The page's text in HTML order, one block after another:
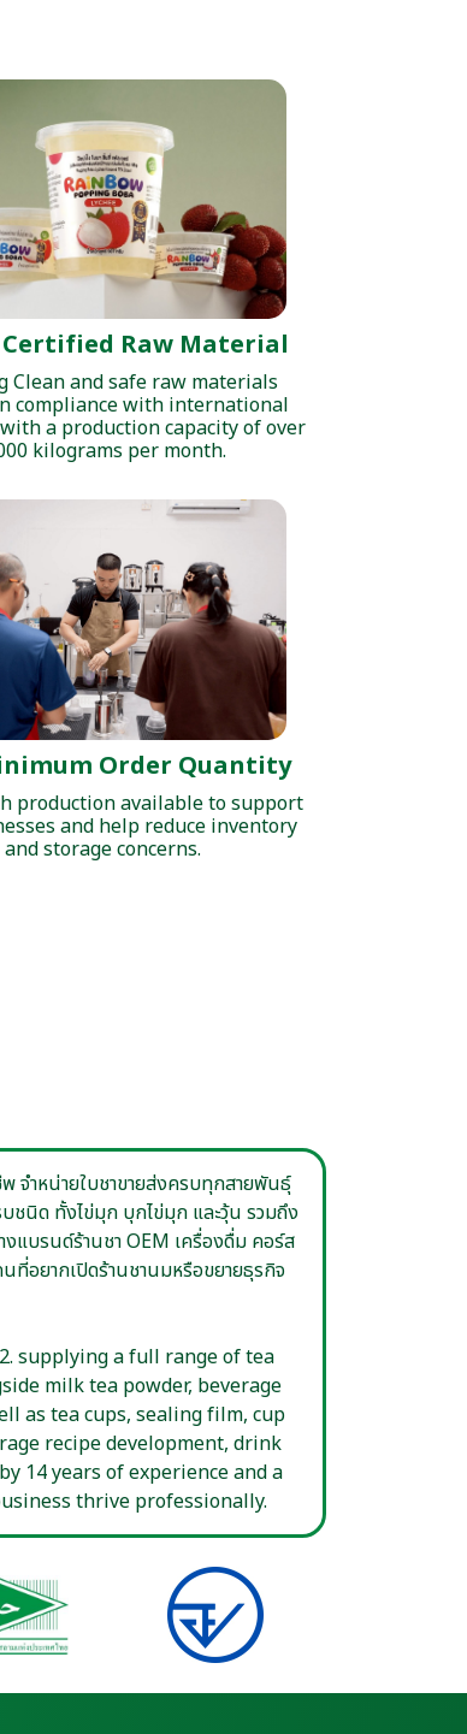
Certified Raw Material
Clean and safe raw materials
compliance with international
a production capacity of over
kilograms per month.
Order Quantity
production available to support
and help reduce inventory
and storage concerns.
จำหน่ายใบชาขายส่งครบทุกสายพันธุ์
ชนิด ทั้งไข่มุก บุกไข่มุก และวุ้น รวมถึง
แบรนด์ร้านชา OEM เครื่องดื่ม คอร์ส
ที่อยากเปิดร้านชานมหรือขยายธุรกิจ
milk tea powder, beverage
as tea cups, sealing film, cup
recipe development, drink
14 years of experience and a
thrive professionally.